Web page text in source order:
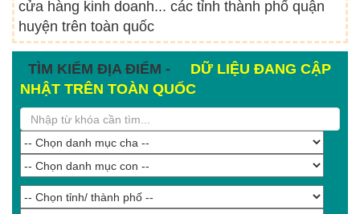
cửa hàng kinh doanh... các tỉnh thành phố quận
huyện trên toàn quốc
TÌM KIẾM ĐỊA ĐIỂM -
DỮ LIỆU ĐANG CẬP
NHẬT TRÊN TOÀN QUỐC